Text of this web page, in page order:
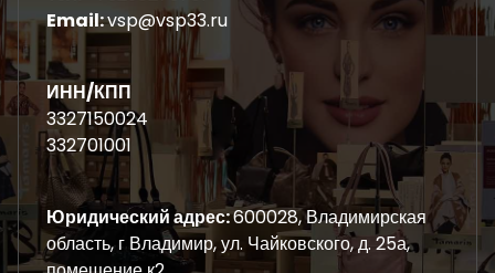
Email:vsp@vsp33.ru
ИНН/КПП
3327150024
332701001
Юридический адрес:600028, Владимирская
область, г Владимир, ул. Чайковского, д. 25а,